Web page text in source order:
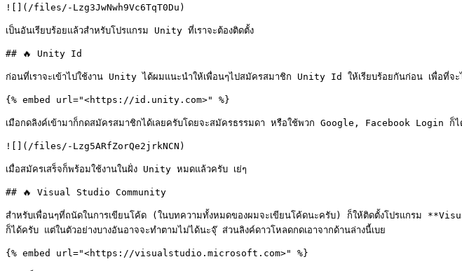
![](/files/-Lzg3JwNwh9Vc6TqT0Du)
เป็นอันเรียบร้อยแล้วสำหรับโปรแกรม Unity ที่เราจะต้องติดตั้ง
## 🔥 Unity Id
ก่อนที่เราจะเข้าไปใช้งาน Unity ได้ผมแนะนำให้เพื่อนๆไปสมัครสมาชิก Unity Id ให้เรียบร้อยกันก่อน เพื่อที่จะ
{% embed url="<https://id.unity.com>" %}
เมือกดลิงค์เข้ามาก็กดสมัครสมาชิกได้เลยครับโดยจะสมัครธรรมดา หรือใช้พวก Google, Facebook Login
![](/files/-Lzg5ARfZorQe2jrkNCN)
เมื่อสมัครเสร็จก็พร้อมใช้งานในฝั่ง Unity หมดแล้วครับ เย่ๆ
## 🔥 Visual Studio Community
สำหรับเพื่อนๆที่ถนัดในการเขียนโค้ด (ในบทความทั้งหมดของผมจะเขียนโค้ดนะครับ) ก็ให้ติดตั้งโปรแกรม
ก็ได้ครับ แต่ในตัวอย่างบางอันอาจจะทำตามไม่ได้นะจุ๊ ส่วนลิงค์ดาวโหลดกดเอาจากด้านล่างนี้เบย
{% embed url="<https://visualstudio.microsoft.com>" %}